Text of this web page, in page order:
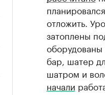
отложить.
затоплены
оборудованы
бар, шатер
шатром и
начали